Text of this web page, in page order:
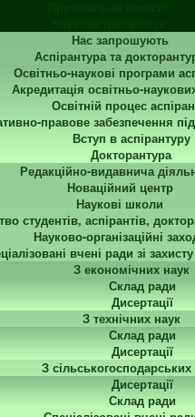
Нас запрошують
Аспірантура та
Освітньо-наукові програми
Акредитація освітньо-
Освітній процес
правове забезпечення
Вступ в аспірантуру
Докторантура
Редакційно-видавнича
Новаційний центр
Наукові школи
студентів, аспірантів,
Науково-організаційні
вчені ради зі
З економічних наук
Склад ради
Дисертації
З технічних наук
Склад ради
Дисертації
З сільськогосподарських
Дисертації
Склад ради